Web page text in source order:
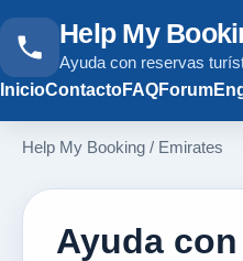
Help My
Ayuda con reservas
InicioContactoFAQForum
Help My Booking / Emirates
Ayuda